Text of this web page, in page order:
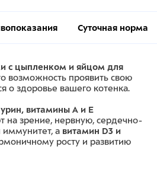
Суточная норма
с цыпленком и яйцом для
возможность проявить свою
о здоровье вашего котенка.
витамины А и Е
на зрение, нервную, сердечно-
иммунитет, а витамин D3 и
росту и развитию